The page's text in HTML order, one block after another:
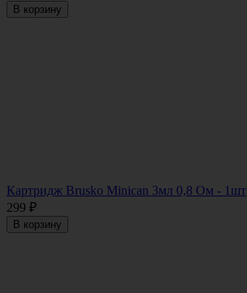
В корзину
Картридж Brusko Minican 3мл 0,8 Oм - 1шт
299 ₽
В корзину